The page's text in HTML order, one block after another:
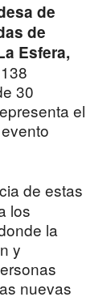
de
de
Esfera,
30
el
de estas
los
la
y
nuevas